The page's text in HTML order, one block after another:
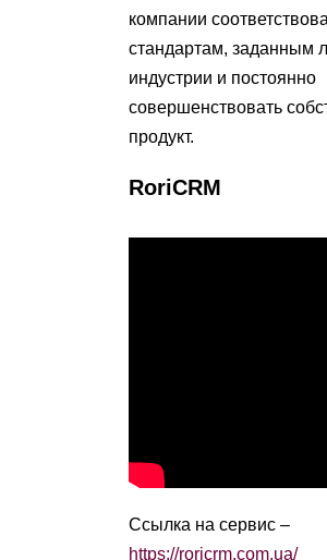
компании
стандартам, заданным
индустрии и постоянно
совершенствовать
продукт.
RoriCRM
Ссылка на сервис –
https://roricrm.com.ua/